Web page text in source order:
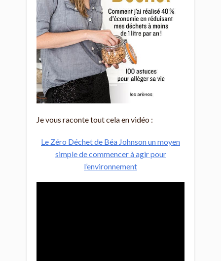
Je vous raconte tout cela en vidéo :
Le Zéro Déchet de Béa Johnson un moyen
simple de commencer à agir pour
l’environnement